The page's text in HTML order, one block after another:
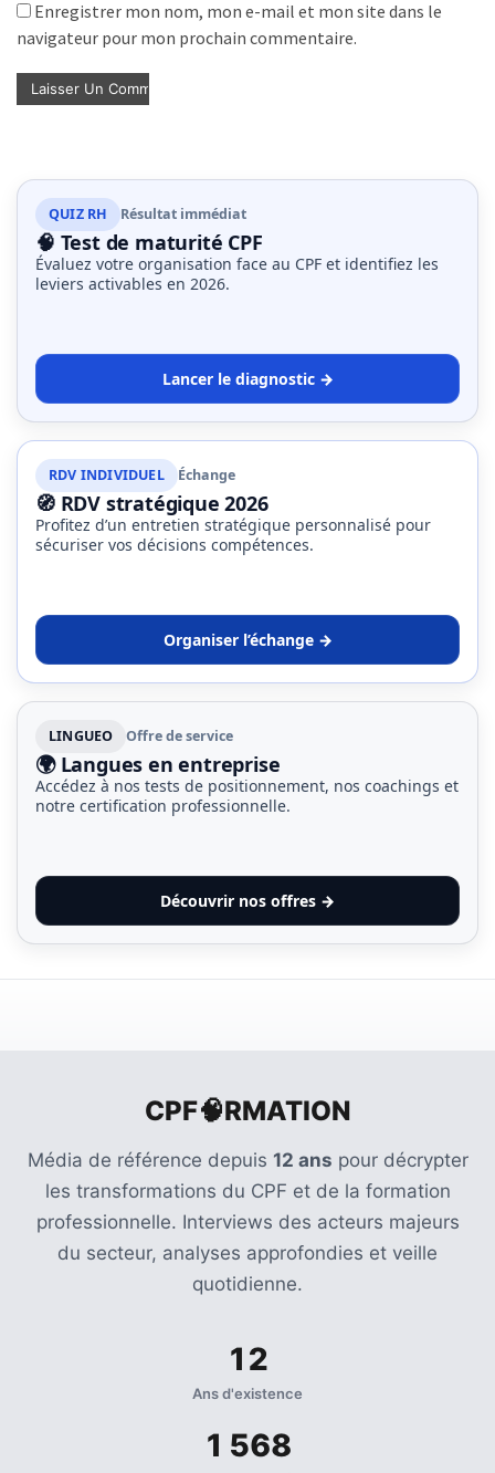
Enregistrer mon nom, mon e-mail et mon site dans le
navigateur pour mon prochain commentaire.
QUIZ RH Résultat immédiat
🧠 Test de maturité CPF
Évaluez votre organisation face au CPF et identifiez les
leviers activables en 2026.
Lancer le diagnostic →
RDV INDIVIDUEL Échange
🧭 RDV stratégique 2026
Profitez d’un entretien stratégique personnalisé pour
sécuriser vos décisions compétences.
Organiser l’échange →
LINGUEO Offre de service
🌍 Langues en entreprise
Accédez à nos tests de positionnement, nos coachings et
notre certification professionnelle.
Découvrir nos offres →
CPF🧠RMATION
Média de référence depuis 12 ans pour décrypter
les transformations du CPF et de la formation
professionnelle. Interviews des acteurs majeurs
du secteur, analyses approfondies et veille
quotidienne.
12
Ans d'existence
1 568